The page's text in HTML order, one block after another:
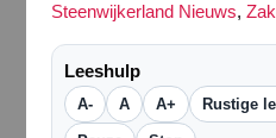
Steenwijkerland Nieuws,
Leeshulp
A- A A+ Rustige